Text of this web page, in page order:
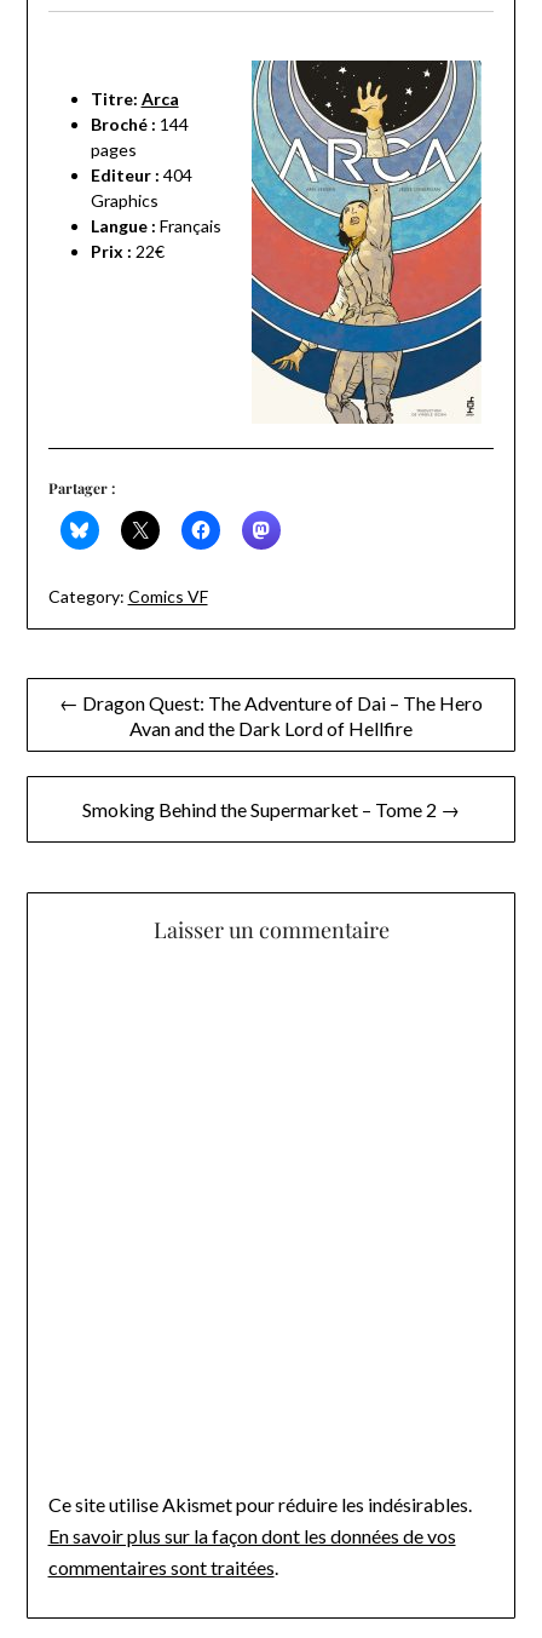
Titre: Arca
Broché : 144
pages
Editeur : 404
Graphics
Langue : Français
Prix : 22€
Partager :
Category: Comics VF
Navigation
l’article
← Dragon Quest: The Adventure of Dai – The Hero
Avan and the Dark Lord of Hellfire
Smoking Behind the Supermarket – Tome 2 →
Laisser un commentaire
Ce site utilise Akismet pour réduire les indésirables.
En savoir plus sur la façon dont les données de vos
commentaires sont traitées